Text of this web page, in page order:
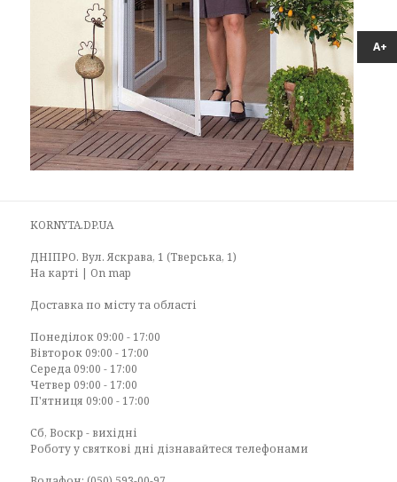
А+
KORNYTA.DP.UA
ДНІПРО. Вул. Яскрава, 1 (Тверська, 1)
На карті | On map
Доставка по місту та області
Понеділок 09:00 - 17:00
Вівторок 09:00 - 17:00
Середа 09:00 - 17:00
Четвер 09:00 - 17:00
П'ятниця 09:00 - 17:00
Сб, Воскр - вихідні
Роботу у святкові дні дізнавайтеся телефонами